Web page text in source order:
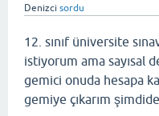
Denizci sordu
12. sınıf üniversite
istiyorum ama sayısal
gemici onuda hesapa
gemiye çıkarım